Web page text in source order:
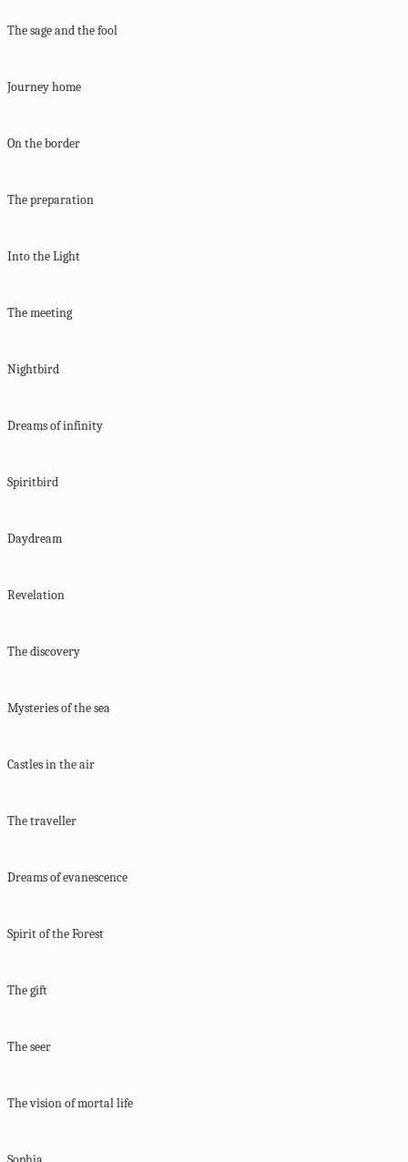
The sage and the fool
Journey home
On the border
The preparation
Into the Light
The meeting
Nightbird
Dreams of infinity
Spiritbird
Daydream
Revelation
The discovery
Mysteries of the sea
Castles in the air
The traveller
Dreams of evanescence
Spirit of the Forest
The gift
The seer
The vision of mortal life